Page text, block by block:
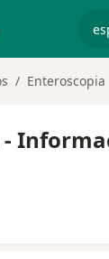
Enteroscopia
-